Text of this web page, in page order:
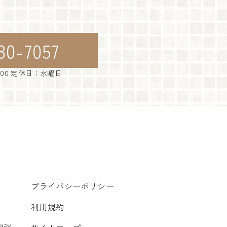
7057
定休日：水曜日
プライバシーポリシー
利用規約